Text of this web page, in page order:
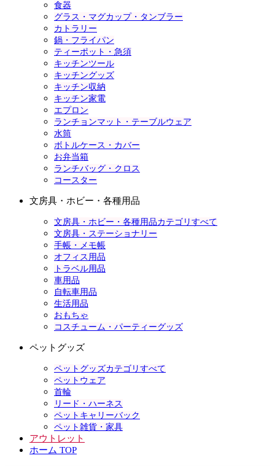
食器
グラス・マグカップ・タンブラー
カトラリー
鍋・フライパン
ティーポット・急須
キッチンツール
キッチングッズ
キッチン収納
キッチン家電
エプロン
ランチョンマット・テーブルウェア
水筒
ボトルケース・カバー
お弁当箱
ランチバッグ・クロス
コースター
文房具・ホビー・各種用品
文房具・ホビー・各種用品カテゴリすべて
文房具・ステーショナリー
手帳・メモ帳
オフィス用品
トラベル用品
車用品
自転車用品
生活用品
おもちゃ
コスチューム・パーティーグッズ
ペットグッズ
ペットグッズカテゴリすべて
ペットウェア
首輪
リード・ハーネス
ペットキャリーバック
ペット雑貨・家具
アウトレット
ホーム TOP